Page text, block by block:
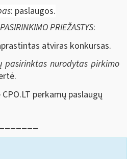
: paslaugos.
PRIEŽASTYS:
atviras konkursas.
pasirinktas nurodytas pirkimo
perkamų paslaugų